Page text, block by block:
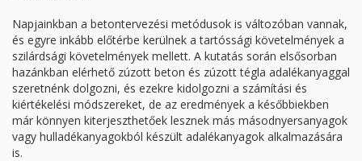
Napjainkban a betontervezési metódusok is változóban vannak,
és egyre inkább előtérbe kerülnek a tartóssági követelmények a
szilárdsági követelmények mellett. A kutatás során elsősorban
hazánkban elérhető zúzott beton és zúzott tégla adalékanyaggal
szeretnénk dolgozni, és ezekre kidolgozni a számítási és
kiértékelési módszereket, de az eredmények a későbbiekben
már könnyen kiterjeszthetőek lesznek más másodnyersanyagok
vagy hulladékanyagokból készült adalékanyagok alkalmazására
is.